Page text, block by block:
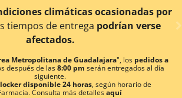
inner">
por
podrían verse
¡Ahora también
Metropolitana de Guadalajara", los pedidos a
después de las8:00 pm serán entregados al día
siguiente.
locker disponible 24 horas, según horario de
Consulta más detallesaquí